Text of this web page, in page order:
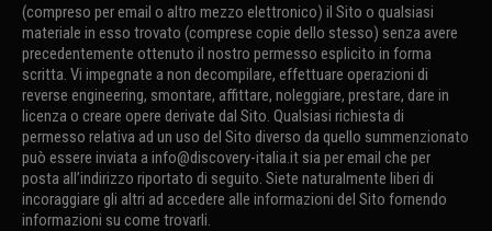
(compreso per email o altro mezzo elettronico) il Sito o qualsiasi
materiale in esso trovato (comprese copie dello stesso) senza avere
precedentemente ottenuto il nostro permesso esplicito in forma
scritta. Vi impegnate a non decompilare, effettuare operazioni di
reverse engineering, smontare, affittare, noleggiare, prestare, dare in
licenza o creare opere derivate dal Sito. Qualsiasi richiesta di
permesso relativa ad un uso del Sito diverso da quello summenzionato
può essere inviata a info@discovery-italia.it sia per email che per
posta all’indirizzo riportato di seguito. Siete naturalmente liberi di
incoraggiare gli altri ad accedere alle informazioni del Sito fornendo
informazioni su come trovarli.